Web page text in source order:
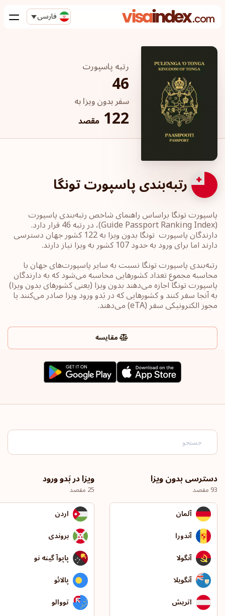
فارسی
رتبه پاسپورت
46
سفر بدون ویزا به
122 مقصد
رتبه‌بندی پاسپورت تونگا
پاسپورت‎ تونگا ‎براساس راهنمای شاخص رتبه‌بندی پاسپورت
‏(Guide Passport ‎Ranking Index)، در رتبه 46 قرار دارد.
دارندگان پاسپورت ‏‎ تونگا بدون ویزا به 122 کشور جهان ‎دسترسی
دارند اما برای ورود به حدود 107 کشور به ویزا نیاز دارند.
رتبه‌بندی پاسپورت‎ تونگا ‎نسبت به سایر ‏پاسپورت‌های جهان با
محاسبه مجموع تعداد کشورهایی محاسبه می‌شود که به دارندگان
پاسپورت ‎‎تونگا ‎اجازه می‌دهند بدون ویزا (یعنی کشورهای ‏بدون ویزا)
به آنجا سفر کنند و کشورهایی که در بَدو ورود ویزا صادر می‌کنند یا
‏مجوز الکترونیکی سفر ‏‎(eTA)‎‏ می‌دهند.
مقایسه
دسترسی بدون ویزا
93 مقصد
آلمان
آندورا
آنگولا
آنگویلا
اتریش
ویزا در بَدو ورود
25 مقصد
اردن
بروندی
پاپوآ گینه نو
پالائو
تووالو